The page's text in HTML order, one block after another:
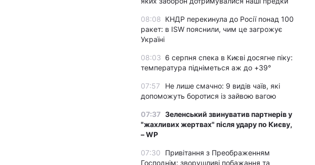
08:08 КНДР перекинула до Росії понад 100
ракет: в ISW пояснили, чим це загрожує
Україні
08:03 6 серпня спека в Києві досягне піку:
температура підніметься аж до +39°
07:57
Не лише смачно: 9 видів чаїв, які
допоможуть боротися із зайвою вагою
07:37 Зеленський звинуватив партнерів у
"жахливих жертвах" після удару по Києву,
– WP
07:30
Привітання з Преображенням
Господнім: зворушливі побажання та